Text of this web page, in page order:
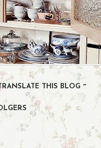
THIS BLOG ~